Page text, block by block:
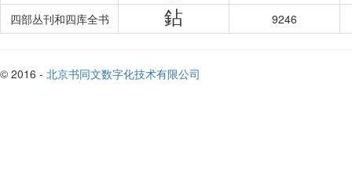
四部丛刊和四库全书
鉆 9246
© 2016 - 北京书同文数字化技术有限公司